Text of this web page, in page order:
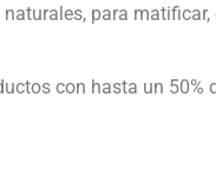
para
con hasta un